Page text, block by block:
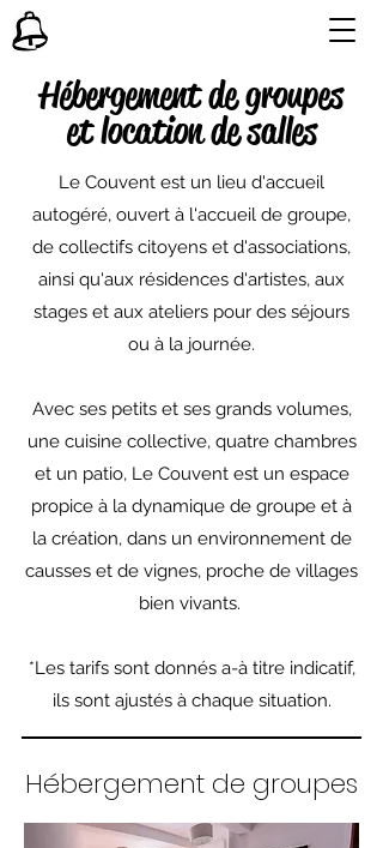
Hébergement de groupes
et location de salles
Le Couvent est un lieu d'accueil
autogéré, ouvert à l'accueil de groupe,
de collectifs citoyens et d'associations,
ainsi qu'aux résidences d'artistes, aux
stages et aux ateliers pour des séjours
ou à la journée.
Avec ses petits et ses grands volumes,
une cuisine collective, quatre chambres
et un patio, Le Couvent est un espace
propice à la dynamique de groupe et à
la création, dans un environnement de
causses et de vignes, proche de villages
bien vivants.
*Les tarifs sont donnés a-à titre indicatif,
ils sont ajustés à chaque situation.
Hébergement de groupes